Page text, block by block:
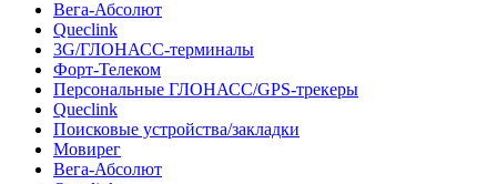
Вега-Абсолют
Queclink
3G/ГЛОНАСС-терминалы
Форт-Телеком
Персональные ГЛОНАСС/GPS-трекеры
Queclink
Поисковые устройства/закладки
Мовирег
Вега-Абсолют